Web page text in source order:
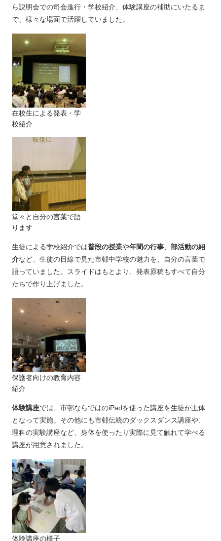
ら説明会での司会進行・学校紹介、体験講座の補助にいたるま
で、様々な場面で活躍していました。
在校生による発表・学
校紹介
堂々と自分の言葉で語
ります
生徒による学校紹介では普段の授業や年間の行事、 部活動の紹
介など、生徒の目線で見た市邨中学校の魅力を、自分の言葉で
語っていました。スライドはもとより、発表原稿もすべて自分
たちで作り上げました。
保護者向けの教育内容
紹介
体験講座では、市邨ならではのiPadを使った講座を生徒が主体
となって実施。その他にも市邨伝統のダックスダンス講座や、
理科の実験講座など、身体を使ったり実際に見て触れて学べる
講座が用意されました。
体験講座の様子